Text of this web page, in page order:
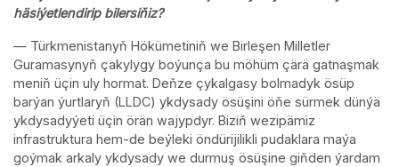
häsiýetlendirip bilersiňiz?
— Türkmenistanyň Hökümetiniň we Birleşen Milletler
Guramasynyň çakylygy boýunça bu möhüm çärä gatnaşmak
meniň üçin uly hormat. Deňze çykalgasy bolmadyk ösüp
barýan ýurtlaryň (LLDC) ykdysady ösüşini öňe sürmek dünýä
ykdysadyýeti üçin örän wajypdyr. Biziň wezipämiz
infrastruktura hem-de beýleki öndürijilikli pudaklara maýa
goýmak arkaly ykdysady we durmuş ösüşine giňden ýardam